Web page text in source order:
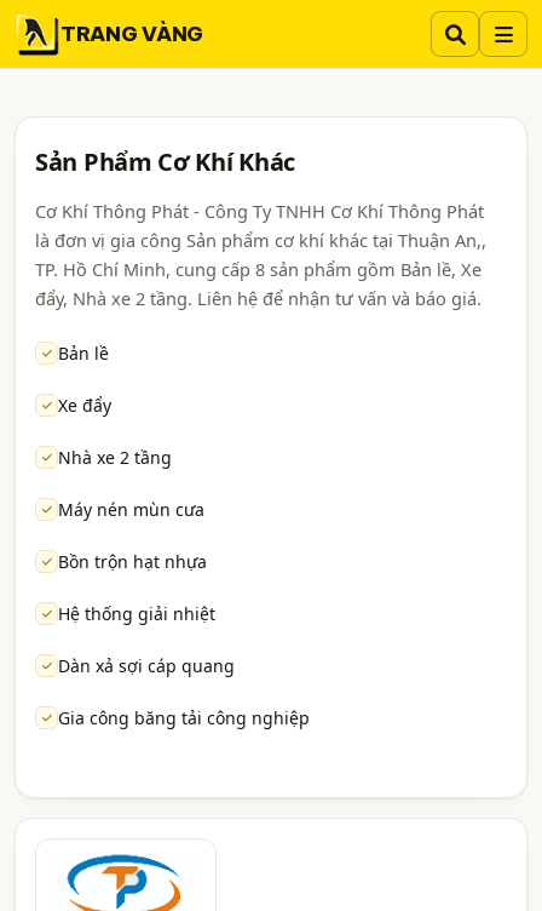
TRANG VÀNG
Sản Phẩm Cơ Khí Khác
Cơ Khí Thông Phát - Công Ty TNHH Cơ Khí Thông Phát
là đơn vị gia công Sản phẩm cơ khí khác tại Thuận An,,
TP. Hồ Chí Minh, cung cấp 8 sản phẩm gồm Bản lề, Xe
đẩy, Nhà xe 2 tầng. Liên hệ để nhận tư vấn và báo giá.
Bản lề
Xe đẩy
Nhà xe 2 tầng
Máy nén mùn cưa
Bồn trộn hạt nhựa
Hệ thống giải nhiệt
Dàn xả sợi cáp quang
Gia công băng tải công nghiệp